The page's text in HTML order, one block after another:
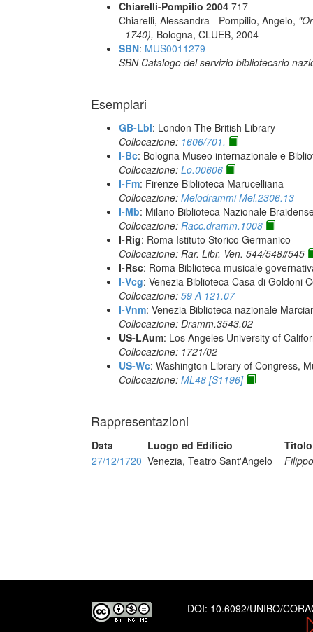
Chiarelli-Pompilio 2004 717
Chiarelli, Alessandra - Pompilio, Angelo,
- 1740), Bologna, CLUEB, 2004
SBN: MUS0011279
SBN Catalogo del servizio bibliotecario
Esemplari
GB-Lbl: London The British Library
Collocazione: 1606/701.
I-Bc: Bologna Museo internazionale e
Collocazione: Lo.00606
I-Fm: Firenze Biblioteca Marucelliana
Collocazione: Melodrammi Mel.2306.13
I-Mb: Milano Biblioteca Nazionale
Collocazione: Racc.dramm.1008
I-Rig: Roma Istituto Storico Germanico
Collocazione: Rar. Libr. Ven. 544/548#545
I-Rsc: Roma Biblioteca musicale
I-Vcg: Venezia Biblioteca Casa di Goldoni
Collocazione: 59 A 121.07
I-Vnm: Venezia Biblioteca nazionale
Collocazione: Dramm.3543.02
US-LAum: Los Angeles University of
Collocazione: 1721/02
US-Wc: Washington Library of Congress,
Collocazione: ML48 [S1196]
Rappresentazioni
Data Luogo ed Edificio
Titolo
27/12/1720 Venezia, Teatro Sant'Angelo
DOI: 10.6092/UNIBO/